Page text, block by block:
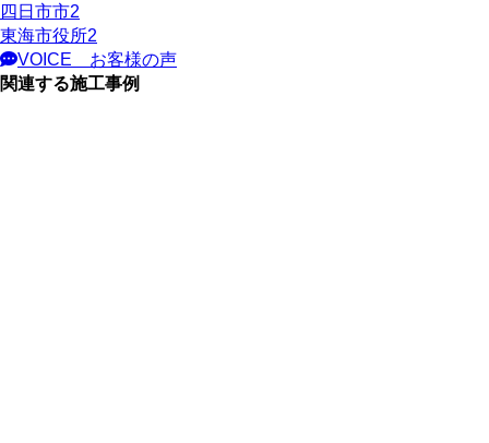
四日市市2
東海市役所2
VOICE
お客様の声
関連する施工事例